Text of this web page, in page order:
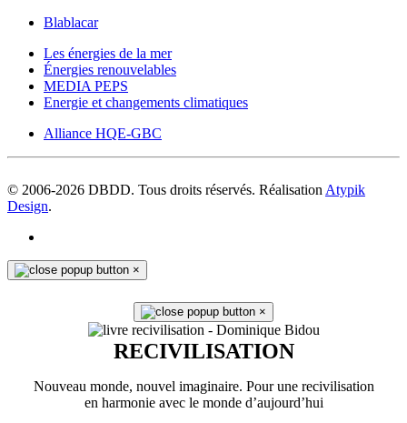
Blablacar
Les énergies de la mer
Énergies renouvelables
MEDIA PEPS
Energie et changements climatiques
Alliance HQE-GBC
© 2006-2026 DBDD. Tous droits réservés. Réalisation Atypik
Design.
×
×
RECIVILISATION
Nouveau monde, nouvel imaginaire. Pour une recivilisation
en harmonie avec le monde d’aujourd’hui